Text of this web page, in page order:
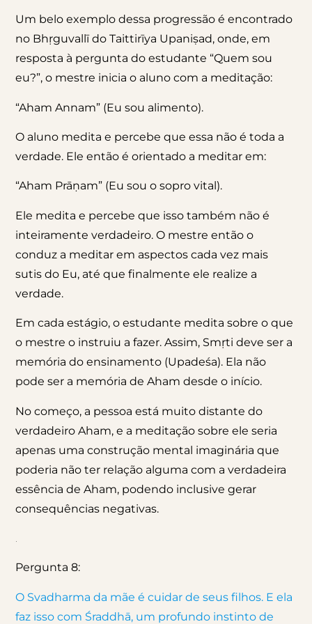
Um belo exemplo dessa progressão é encontrado
no Bhṛguvallī do Taittirīya Upaniṣad, onde, em
resposta à pergunta do estudante “Quem sou
eu?”, o mestre inicia o aluno com a meditação:
“Aham Annam” (Eu sou alimento).
O aluno medita e percebe que essa não é toda a
verdade. Ele então é orientado a meditar em:
“Aham Prāṇam” (Eu sou o sopro vital).
Ele medita e percebe que isso também não é
inteiramente verdadeiro. O mestre então o
conduz a meditar em aspectos cada vez mais
sutis do Eu, até que finalmente ele realize a
verdade.
Em cada estágio, o estudante medita sobre o que
o mestre o instruiu a fazer. Assim, Smṛti deve ser a
memória do ensinamento (Upadeśa). Ela não
pode ser a memória de Aham desde o início.
No começo, a pessoa está muito distante do
verdadeiro Aham, e a meditação sobre ele seria
apenas uma construção mental imaginária que
poderia não ter relação alguma com a verdadeira
essência de Aham, podendo inclusive gerar
consequências negativas.
.
Pergunta 8:
O Svadharma da mãe é cuidar de seus filhos. E ela
faz isso com Śraddhā, um profundo instinto de